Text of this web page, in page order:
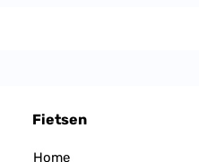
Fietsen
Home